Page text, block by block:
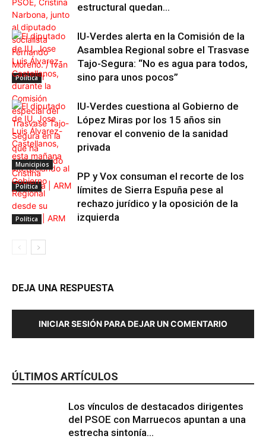
Política
estructural quedan...
Política
IU-Verdes alerta en la Comisión de la
Asamblea Regional sobre el Trasvase
Tajo-Segura: “No es agua para todos,
sino para unos pocos”
Política
IU-Verdes cuestiona al Gobierno de
López Miras por los 15 años sin
renovar el convenio de la sanidad
privada
Municipios
PP y Vox consuman el recorte de los
límites de Sierra Espuña pese al
rechazo jurídico y la oposición de la
izquierda
DEJA UNA RESPUESTA
INICIAR SESIÓN PARA DEJAR UN COMENTARIO
ÚLTIMOS ARTÍCULOS
Los vínculos de destacados dirigentes
del PSOE con Marruecos apuntan a una
estrecha sintonía...